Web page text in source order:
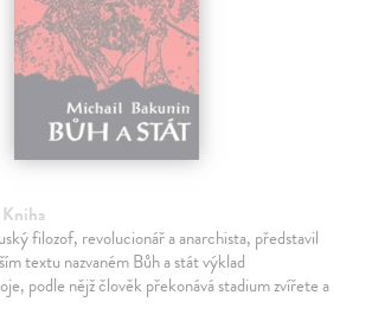
Kniha
filozof, revolucionář a anarchista, představil
textu nazvaném Bůh a stát výklad
podle nějž člověk překonává stadium zvířete a